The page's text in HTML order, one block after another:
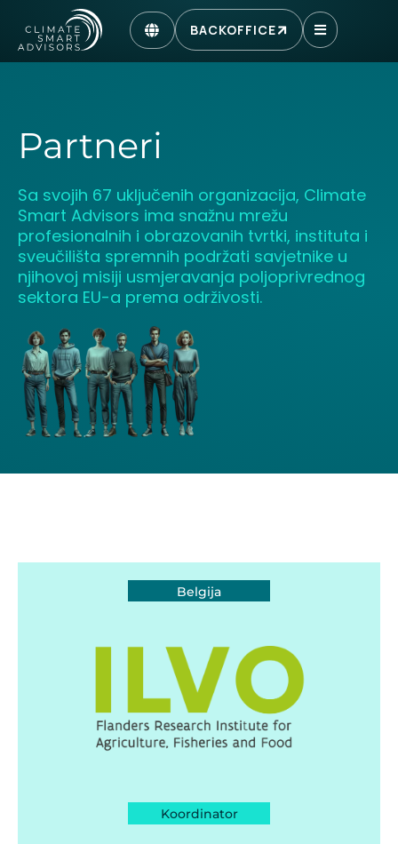
BACKOFFICE
Partneri
Sa svojih 67 uključenih organizacija, Climate
Smart Advisors ima snažnu mrežu
profesionalnih i obrazovanih tvrtki, instituta i
sveučilišta spremnih podržati savjetnike u
njihovoj misiji usmjeravanja poljoprivrednog
sektora EU-a prema održivosti.
Belgija
Koordinator